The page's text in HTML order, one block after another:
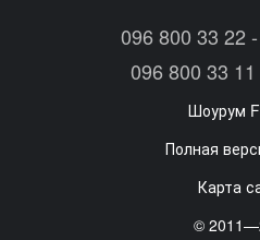
096 800 33 22
096 800 33
Шоурум
Полная
Карта
©